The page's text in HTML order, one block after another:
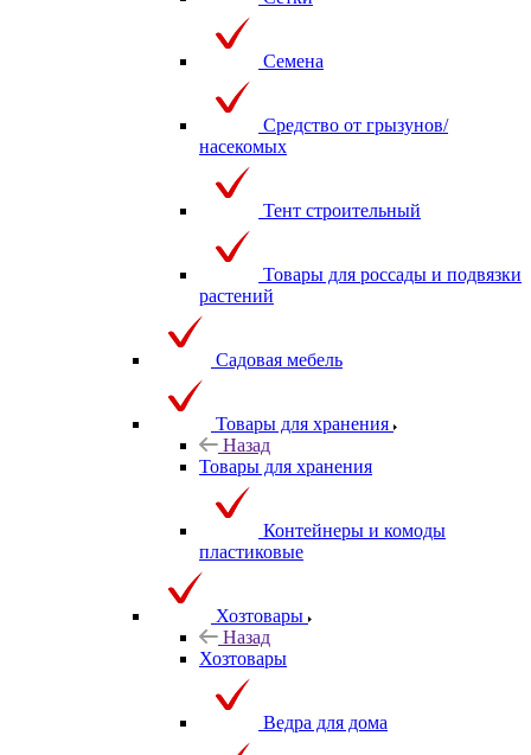
Семена
Средство от грызунов/
насекомых
Тент строительный
Товары для россады и подвязки
растений
Садовая мебель
Товары для хранения
Назад
Товары для хранения
Контейнеры и комоды
пластиковые
Хозтовары
Назад
Хозтовары
Ведра для дома